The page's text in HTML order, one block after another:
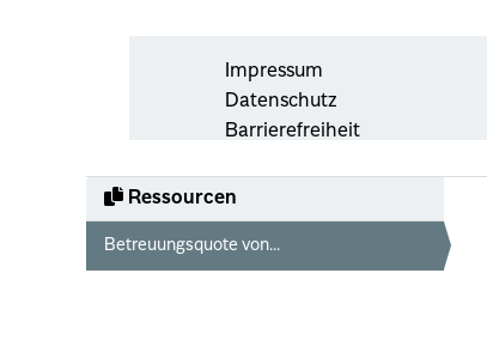
Ressourcen
Betreuungsquote von...